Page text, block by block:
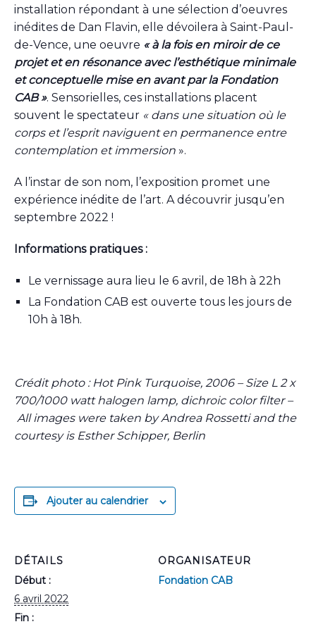
installation répondant à une sélection d’oeuvres
inédites de Dan Flavin, elle dévoilera à Saint-Paul-
de-Vence, une oeuvre « à la fois en miroir de ce
projet et en résonance avec l’esthétique minimale
et conceptuelle mise en avant par la Fondation
CAB ». Sensorielles, ces installations placent
souvent le spectateur « dans une situation où le
corps et l’esprit naviguent en permanence entre
contemplation et immersion ».
A l’instar de son nom, l’exposition promet une
expérience inédite de l’art. A découvrir jusqu’en
septembre 2022 !
Informations pratiques :
Le vernissage aura lieu le 6 avril, de 18h à 22h
La Fondation CAB est ouverte tous les jours de
10h à 18h.
Crédit photo : Hot Pink Turquoise, 2006 – Size L 2 x
700/1000 watt halogen lamp, dichroic color filter –
All images were taken by Andrea Rossetti and the
courtesy is Esther Schipper, Berlin
Ajouter au calendrier
DÉTAILS
Début :
6 avril 2022
Fin :
ORGANISATEUR
Fondation CAB